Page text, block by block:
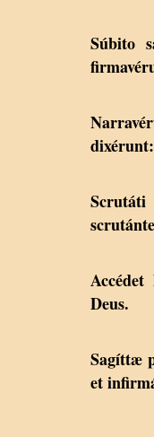
Súbito
Deus.
Sagíttæ
et